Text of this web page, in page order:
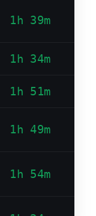
1h 39m
1h 34m
1h 51m
1h 49m
1h 54m